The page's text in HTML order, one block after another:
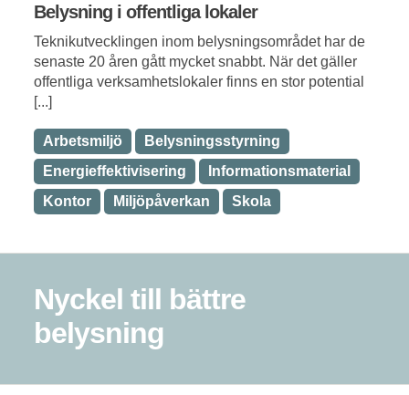
Belysning i offentliga lokaler
Teknikutvecklingen inom belysningsområdet har de
senaste 20 åren gått mycket snabbt. När det gäller
offentliga verksamhetslokaler finns en stor potential
[...]
Arbetsmiljö
Belysningsstyrning
Energieffektivisering
Informationsmaterial
Kontor
Miljöpåverkan Skola
Nyckel till bättre
belysning